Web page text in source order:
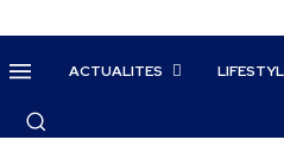
ACTUALITES